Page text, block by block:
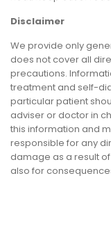
Disclaimer
We provide only
does not cover all
precautions.
treatment and self-
particular patient
adviser or doctor in
this information and
responsible for any
damage as a result
also for